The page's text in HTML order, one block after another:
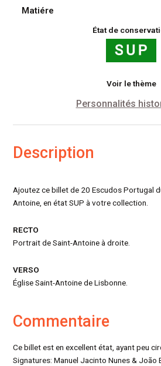
Matiére
État de
Voir le thème
Personnalités
Description
Ajoutez ce billet de 20 Escudos Portugal
Antoine, en état SUP à votre collection.
RECTO
Portrait de Saint-Antoine à droite.
VERSO
Église Saint-Antoine de Lisbonne.
Commentaire
Ce billet est en excellent état, ayant peu
Signatures: Manuel Jacinto Nunes & João